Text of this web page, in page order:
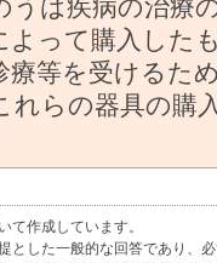
は疾病の治療
よって購入した
等を受けるた
らの器具の購
作成しています。
した一般的な回答であり、